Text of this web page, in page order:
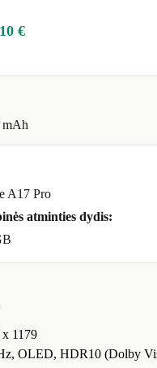
€
mAh
A17 Pro
atminties dydis:
x 1179
OLED, HDR10 (Dolby